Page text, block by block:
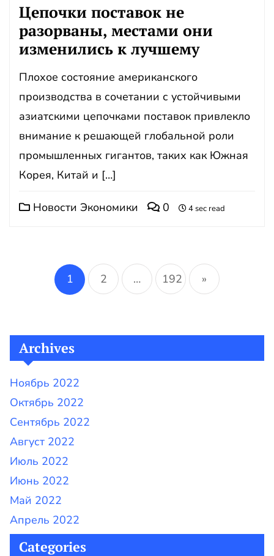
Цепочки поставок не
разорваны, местами они
изменились к лучшему
Плохое состояние американского
производства в сочетании с устойчивыми
азиатскими цепочками поставок привлекло
внимание к решающей глобальной роли
промышленных гигантов, таких как Южная
Корея, Китай и […]
Новости Экономики 0 4 sec read
Навигация
по
1 2 … 192 »
Archives
Ноябрь 2022
Октябрь 2022
Сентябрь 2022
Август 2022
Июль 2022
Июнь 2022
Май 2022
Апрель 2022
Categories